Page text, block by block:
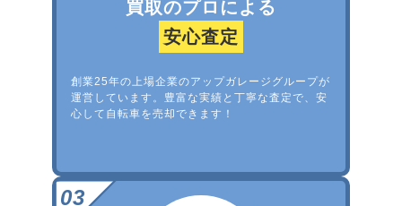
買取のプロによる
安心査定
創業25年の上場企業のアップガレージグループが
運営しています。豊富な実績と丁寧な査定で、安
心して自転車を売却できます！